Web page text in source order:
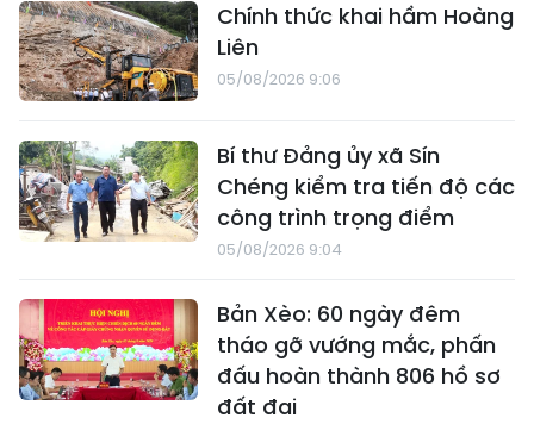
Chính thức khai hầm Hoàng
Liên
05/08/2026 9:06
Bí thư Đảng ủy xã Sín
Chéng kiểm tra tiến độ các
công trình trọng điểm
05/08/2026 9:04
Bản Xèo: 60 ngày đêm
tháo gỡ vướng mắc, phấn
đấu hoàn thành 806 hồ sơ
đất đai